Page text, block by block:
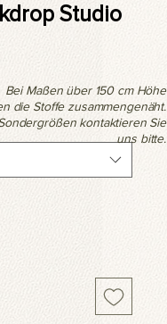
Studio
Bei Maßen über 150 cm Höhe
die Stoffe zusammengenäht.
kontaktieren Sie
uns bitte.